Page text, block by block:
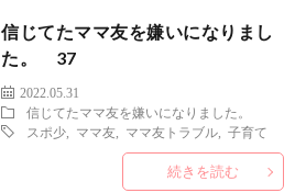
信じてたママ友を嫌いになりまし
た。 37
2022.05.31
信じてたママ友を嫌いになりました。
スポ少
ママ友 ママ友トラブル ,子育て
続きを読む